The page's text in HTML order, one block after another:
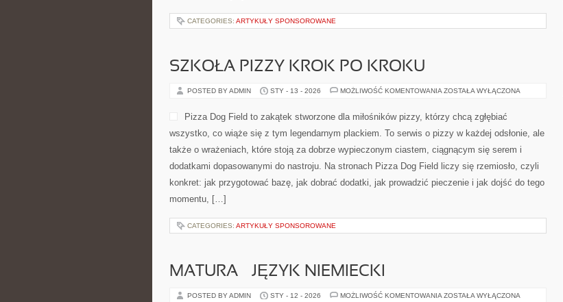
CATEGORIES: ARTYKUŁY SPONSOROWANE
SZKOŁA PIZZY KROK PO KROKU
POSTED BY ADMIN STY - 13 - 2026 MOŻLIWOŚĆ KOMENTOWANIA SZKOŁA
KROKU
ZOSTAŁA WYŁĄCZONA
Pizza Dog Field to zakątek stworzone dla miłośników pizzy, którzy chcą zgłębiać
wszystko, co wiąże się z tym legendarnym plackiem. To serwis o pizzy w każdej odsłonie, ale
także o wrażeniach, które stoją za dobrze wypieczonym ciastem, ciągnącym się serem i
dodatkami dopasowanymi do nastroju. Na stronach Pizza Dog Field liczy się rzemiosło, czyli
konkret: jak przygotować bazę, jak dobrać dodatki, jak prowadzić pieczenie i jak dojść do tego
momentu, […]
CATEGORIES: ARTYKUŁY SPONSOROWANE
MATURA – JĘZYK NIEMIECKI
POSTED BY ADMIN STY - 12 - 2026 MOŻLIWOŚĆ KOMENTOWANIA MATURA
ZOSTAŁA WYŁĄCZONA